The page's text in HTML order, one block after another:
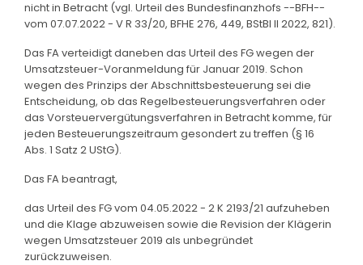
nicht in Betracht (vgl. Urteil des Bundesfinanzhofs --BFH--
vom 07.07.2022 - V R 33/20, BFHE 276, 449, BStBl II 2022, 821).
Das FA verteidigt daneben das Urteil des FG wegen der
Umsatzsteuer-Voranmeldung für Januar 2019. Schon
wegen des Prinzips der Abschnittsbesteuerung sei die
Entscheidung, ob das Regelbesteuerungsverfahren oder
das Vorsteuervergütungsverfahren in Betracht komme, für
jeden Besteuerungszeitraum gesondert zu treffen (§ 16
Abs. 1 Satz 2 UStG).
Das FA beantragt,
das Urteil des FG vom 04.05.2022 - 2 K 2193/21 aufzuheben
und die Klage abzuweisen sowie die Revision der Klägerin
wegen Umsatzsteuer 2019 als unbegründet
zurückzuweisen.